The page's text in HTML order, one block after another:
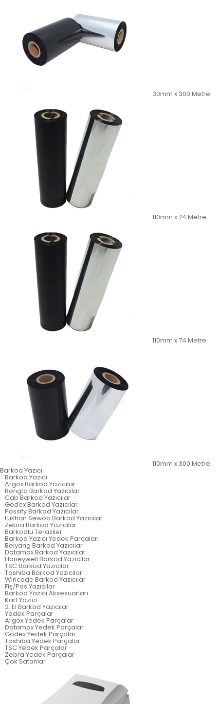
30mm x 300 Metre
110mm x 74 Metre
110mm x 74 Metre
110mm x 300 Metre
Barkod Yazıcı
Barkod Yazıcı
Argox Barkod Yazıcılar
Rongta Barkod Yazıcılar
Cab Barkod Yazıcılar
Godex Barkod Yazıcılar
Possify Barkod Yazıcılar
Lukhan Sewoo Barkod Yazıcılar
Zebra Barkod Yazıcılar
Barkodlu Teraziler
Barkod Yazıcı Yedek Parçaları
Beiyang Barkod Yazıcılar
Datamax Barkod Yazıcılar
Honeywell Barkod Yazıcılar
TSC Barkod Yazıcılar
Toshiba Barkod Yazıcılar
Wincode Barkod Yazıcılar
Fiş/Pos Yazıcılar
Barkod Yazıcı Aksesuarları
Kart Yazıcı
2. El Barkod Yazıcılar
Yedek Parçalar
Argox Yedek Parçalar
Datamax Yedek Parçalar
Godex Yedek Parçalar
Toshiba Yedek Parçalar
TSC Yedek Parçalar
Zebra Yedek Parçalar
Çok Satanlar